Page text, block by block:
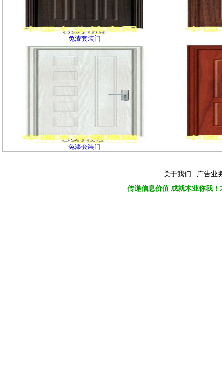
免漆套装门
免漆套装门
关于我们
广告业
传递信息价值 成就木业你我